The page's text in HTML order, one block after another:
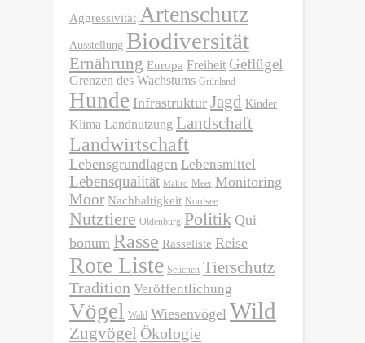
Aggressivität Artenschutz
Ausstellung Biodiversität
Ernährung Europa Freiheit Geflügel
Grenzen des Wachstums Grünland
Hunde Infrastruktur Jagd Kinder
Klima Landnutzung Landschaft
Landwirtschaft
Lebensgrundlagen Lebensmittel
Lebensqualität Makro Meer Monitoring
Moor Nachhaltigkeit Nordsee
Nutztiere Oldenburg Politik Qui
bonum Rasse Rasseliste Reise
Rote Liste Seuchen Tierschutz
Tradition Veröffentlichung
Vögel Wald Wiesenvögel Wild
Zugvögel Ökologie